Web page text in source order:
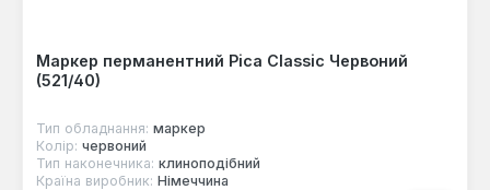
Маркер перманентний Pica Classic Червоний
(521/40)
Тип обладнання: маркер
Колір: червоний
Тип наконечника: клиноподібний
Країна виробник: Німеччина